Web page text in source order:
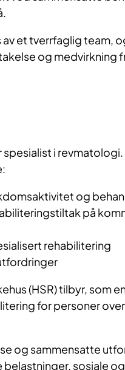
et tverrfaglig team,
og medvirkning
i
og
på
rehabilitering
(HSR) tilbyr, som
for personer over
og sammensatte
sosiale